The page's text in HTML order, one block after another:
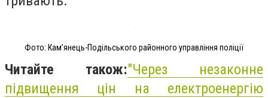
Фото: Кам’янець-Подільського районного управління поліції
Читайте також:"Через незаконне
підвищення цін на електроенергію